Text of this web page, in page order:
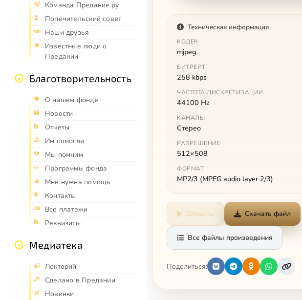
Команда Предание.ру
Попечительский совет
Наши друзья
Известные люди о
Предании
Благотворительность
О нашем фонде
Новости
Отчёты
Им помогли
Мы помним
Программы фонда
Мне нужна помощь
Контакты
Все платежи
Реквизиты
Медиатека
Лекторий
Сделано в Предании
Новинки
Техническая информация
КОДЕК
mjpeg
БИТРЕЙТ
258 kbps
ЧАСТОТА ДИСКРЕТИЗАЦИИ
44100 Hz
КАНАЛЫ
Стерео
РАЗРЕШЕНИЕ
512×508
ФОРМАТ
MP2/3 (MPEG audio layer 2/3)
Слушать Скачать файл
Все файлы произведения
Поделиться: